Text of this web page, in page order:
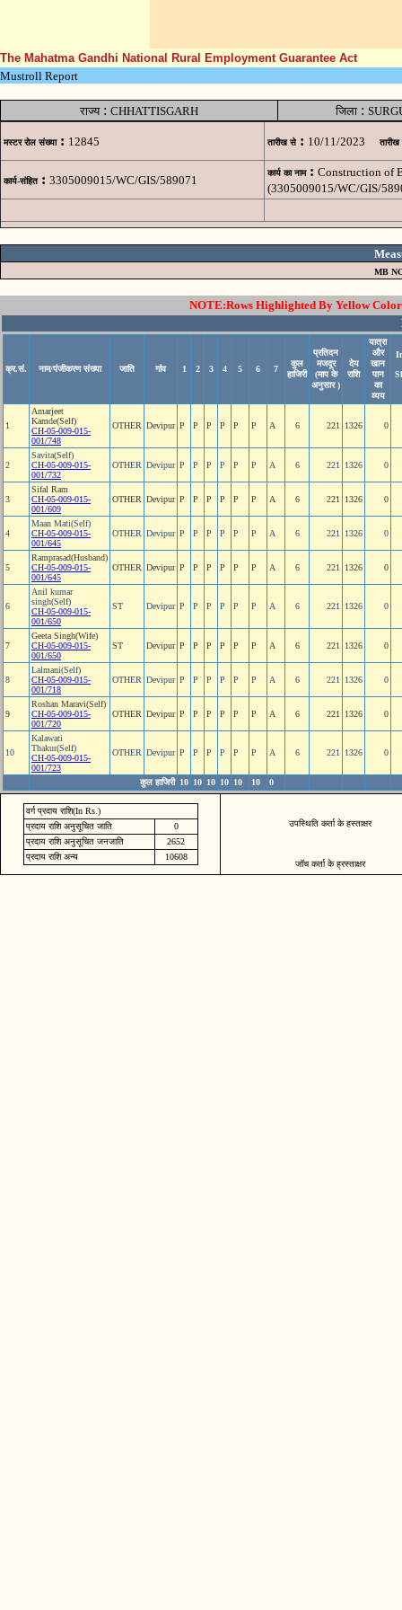
The Mahatma Gandhi National Rural Employment Guarantee Act
Mustroll Report
राज्य: CHHATTISGARH जिला:
मस्टर रोल संख्या : 12845 तारीख से : 10/11/2023 तारीख
कार्य-संहित : 3305009015/WC/GIS/589071
कार्य का नाम : Construction of
(3305009015/WC/GIS/
MB
NOTE:Rows Highlighted By Yellow
क्र.सं. नाम/पंजीकरण संख्या जाति गांव 1 2 3 4 5 6 7
कुल
हाजिरी
प्रतिदन
मजदूर
(माप के
अनुसार )
देय
राशि
यात्रा
और
खान
पान
का
व्यय
1
Amarjeet
Kamde(Self)
CH-05-009-015-
001/748
OTHER Devipur P P P P P P A 6 221 1326 0
2
Savita(Self)
CH-05-009-015-
001/732
OTHER Devipur P P P P P P A 6 221 1326 0
3
Sifal Ram
CH-05-009-015-
001/609
OTHER Devipur P P P P P P A 6 221 1326 0
4
Maan Mati(Self)
CH-05-009-015-
001/645
OTHER Devipur P P P P P P A 6 221 1326 0
5
Ramprasad(Husband)
CH-05-009-015-
001/645
OTHER Devipur P P P P P P A 6 221 1326 0
6
Anil kumar
singh(Self)
CH-05-009-015-
001/650
ST Devipur P P P P P P A 6 221 1326 0
7
Geeta Singh(Wife)
CH-05-009-015-
001/650
ST Devipur P P P P P P A 6 221 1326 0
8
Lalmani(Self)
CH-05-009-015-
001/718
OTHER Devipur P P P P P P A 6 221 1326 0
9
Roshan Maravi(Self)
CH-05-009-015-
001/720
OTHER Devipur P P P P P P A 6 221 1326 0
10
Kalawati
Thakur(Self)
CH-05-009-015-
001/723
OTHER Devipur P P P P P P A 6 221 1326 0
कुल हाजिरी 10 10 10 10 10 10 0
वर्ग प्रदाय राशि(In Rs.)
प्रदाय राशि अनुसूचित जाति
0
प्रदाय राशि अनुसूचित जनजाति
2652
प्रदाय राशि अन्य
10608
उपस्थिति कर्ता के हस्ताक्षर
जॉच कर्ता के ह्रस्ताक्षर